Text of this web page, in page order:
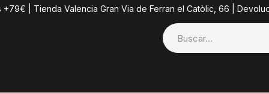
+79€ | Tienda Valencia Gran Via de Ferran el Catòlic, 66 |